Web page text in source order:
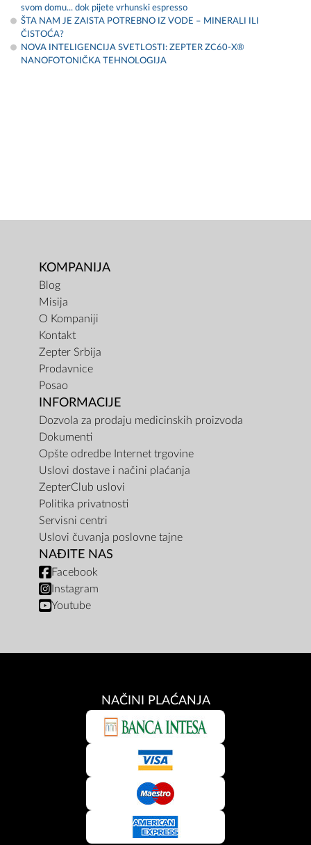
svom domu... dok pijete vrhunski espresso
ŠTA NAM JE ZAISTA POTREBNO IZ VODE – MINERALI ILI
ČISTOĆA?
NOVA INTELIGENCIJA SVETLOSTI: ZEPTER ZC60-X®
NANOFOTONIČKA TEHNOLOGIJA
KOMPANIJA
Blog
Misija
O Kompaniji
Kontakt
Zepter Srbija
Prodavnice
Posao
INFORMACIJE
Dozvola za prodaju medicinskih proizvoda
Dokumenti
Opšte odredbe Internet trgovine
Uslovi dostave i načini plaćanja
ZepterClub uslovi
Politika privatnosti
Servisni centri
Uslovi čuvanja poslovne tajne
NAĐITE NAS
Facebook
Instagram
Youtube
NAČINI PLAĆANJA